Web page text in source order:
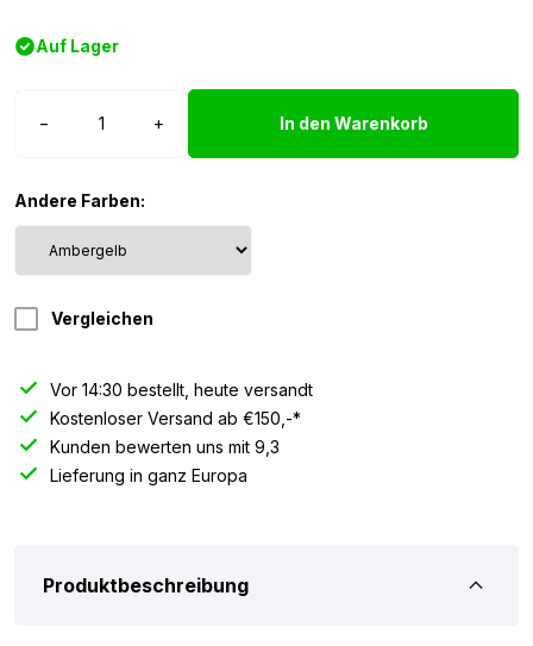
Auf Lager
−
LED
10
Menge
+ In den Warenkorb
Andere Farben:
Vergleichen
Vor 14:30 bestellt, heute versandt
Kostenloser Versand ab €150,-*
Kunden bewerten uns mit 9,3
Lieferung in ganz Europa
Produktbeschreibung